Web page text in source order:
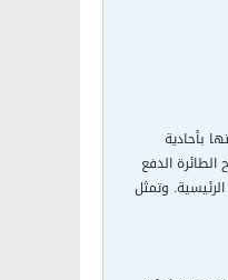
بأحادية
ريَش، وهي تمثل العضو الذي يمنح الطائرة الدفع
الرئيسية. وتمثل